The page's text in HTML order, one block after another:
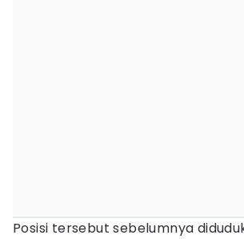
Posisi tersebut sebelumnya